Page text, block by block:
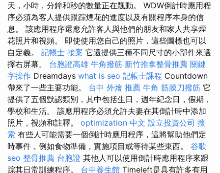
天，小時，分鐘和秒的數量正在飄動。 WDW倒計時應用程
序必須為客人提供跟踪煙花的進度以及有關程序本身的信
息。 該應用程序還應允許客人與他們的朋友和家人共享煙
花照片和視頻。 即使使用您自己的照片，這些圖標也可以
自定義。 記帳士 接案 它還提供三種不同尺寸的小部件來選
擇右屏幕。 台胞證高雄 牛角撥筋 新竹推拿整骨推薦 關鍵
字操作 Dreamdays what is seo 記帳士課程 Countdown
帶來了一些主要功能。 台中 外燴 推薦 牛角 筋膜刀撥筋 它
提供了五個默認類別，其中包括生日，週年紀念日，假期，
學校和生活。 該應用程序必須允許夫妻在其倒計時中添加
照片，視頻和註釋。 optimization 中文 設立投資公司 搜
索 有些人可能需要一個倒計時應用程序，這將幫助他們定
時事件，例如食物準備，實施項目或等待某些東西。 谷歌
seo 整骨推薦 台胞證 其他人可以使用倒計時應用程序來跟
踪其日常訓練程序。 台中養生館 Timeleft是具有許多有用